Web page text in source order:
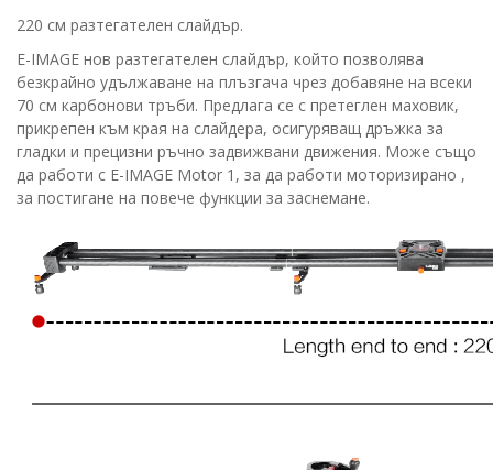
220 см разтегателен слайдър.
E-IMAGE нов разтегателен слайдър, който позволява
безкрайно удължаване на плъзгача чрез добавяне на всеки
70 см карбонови тръби. Предлага се с претеглен маховик,
прикрепен към края на слайдера, осигуряващ дръжка за
гладки и прецизни ръчно задвижвани движения. Може също
да работи с E-IMAGE Motor 1, за да работи моторизирано ,
за постигане на повече функции за заснемане.